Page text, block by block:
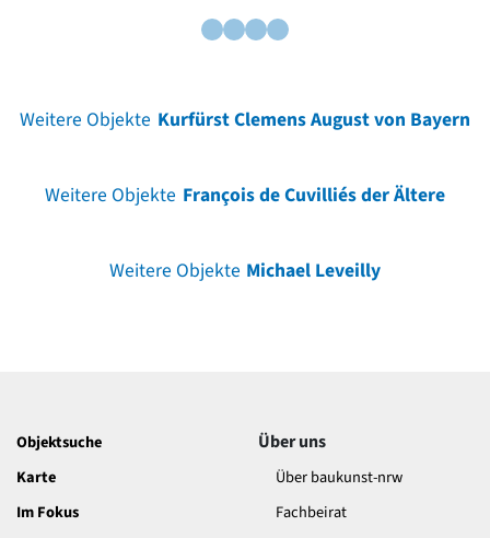
Weitere Objekte Kurfürst Clemens August von Bayern
Weitere Objekte François de Cuvilliés der Ältere
Weitere Objekte Michael Leveilly
Objektsuche
Karte
Im Fokus
Über uns
Über baukunst-nrw
Fachbeirat